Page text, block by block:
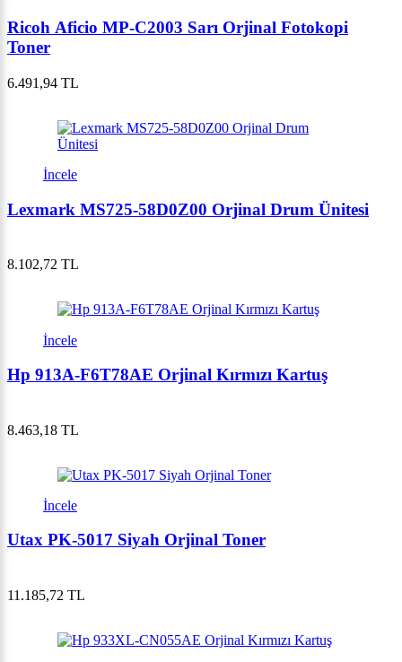
Ricoh Aficio MP-C2003 Sarı Orjinal Fotokopi
Toner
6.491,94 TL
İncele
Lexmark MS725-58D0Z00 Orjinal Drum Ünitesi
8.102,72 TL
İncele
Hp 913A-F6T78AE Orjinal Kırmızı Kartuş
8.463,18 TL
İncele
Utax PK-5017 Siyah Orjinal Toner
11.185,72 TL